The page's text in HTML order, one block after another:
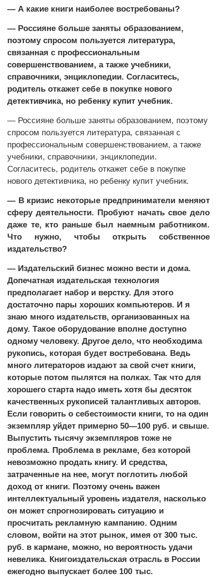
— А какие книги наиболее востребованы?
— Россияне больше заняты образованием,
поэтому спросом пользуется литература,
связанная с профессиональным
совершенствованием, а также учебники,
справочники, энциклопедии. Согласитесь,
родитель откажет себе в покупке нового
детективчика, но ребенку купит учебник.
— Россияне больше заняты образованием, поэтому
спросом пользуется литература, связанная с
профессиональным совершенствованием, а также
учебники, справочники, энциклопедии.
Согласитесь, родитель откажет себе в покупке
нового детективчика, но ребенку купит учебник.
— В кризис некоторые предприниматели меняют
сферу деятельности. Пробуют начать свое дело
даже те, кто раньше был наемным работником.
Что нужно, чтобы открыть собственное
издательство?
— Издательский бизнес можно вести и дома.
Допечатная издательская технология
предполагает набор и верстку. Для этого
достаточно пары хороших компьютеров. И я
знаю много издательств, организованных на
дому. Такое оборудование вполне доступно
одному человеку. Другое дело, что необходима
рукопись, которая будет востребована. Ведь
много литераторов издают за свой счет книги,
которые потом пылятся на полках. Так что для
хорошего старта надо иметь хотя бы десяток
качественных рукописей талантливых авторов.
Если говорить о себестоимости книги, то на один
экземпляр уйдет примерно 50—100 руб. и свыше.
Выпустить тысячу экземпляров тоже не
проблема. Проблема в рекламе, без которой
невозможно продать книгу. И средства,
затраченные на нее, могут поглотить любой
доход от книги. Поэтому очень важен
интеллектуальный уровень издателя, насколько
он может спрогнозировать ситуацию и
просчитать рекламную кампанию. Одним
словом, войти на этот рынок, имея от 300 тыс.
руб. в кармане, можно, но вероятность удачи
невелика. Книгоиздательская отрасль в России
ежегодно выпускает более 100 тыс.